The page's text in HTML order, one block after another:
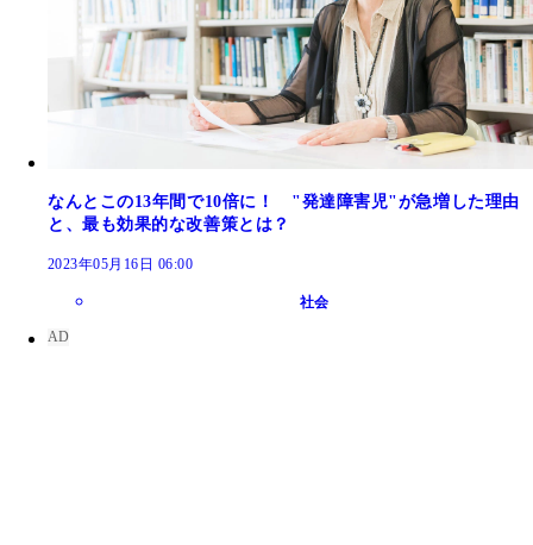
なんとこの13年間で10倍に！ "発達障害児"が急増した理由
と、最も効果的な改善策とは？
2023年05月16日 06:00
社会